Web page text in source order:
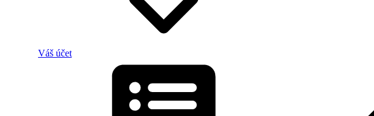
Váš účet